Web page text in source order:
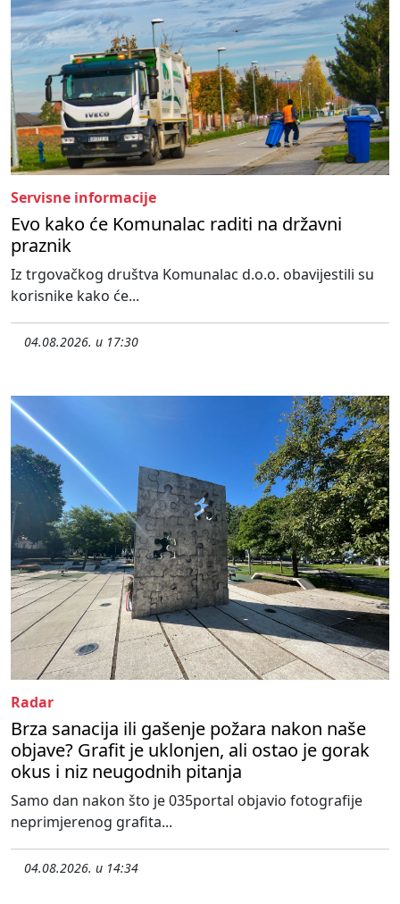
Servisne informacije
Evo kako će Komunalac raditi na državni
praznik
Iz trgovačkog društva Komunalac d.o.o. obavijestili su
korisnike kako će...
04.08.2026. u 17:30
Radar
Brza sanacija ili gašenje požara nakon naše
objave? Grafit je uklonjen, ali ostao je gorak
okus i niz neugodnih pitanja
Samo dan nakon što je 035portal objavio fotografije
neprimjerenog grafita...
04.08.2026. u 14:34